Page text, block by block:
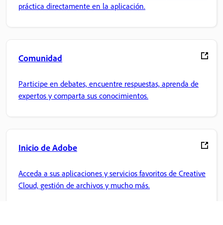
práctica directamente en la aplicación.
Comunidad
Participe en debates, encuentre respuestas, aprenda de
expertos y comparta sus conocimientos.
Inicio de Adobe
Acceda a sus aplicaciones y servicios favoritos de Creative
Cloud, gestión de archivos y mucho más.